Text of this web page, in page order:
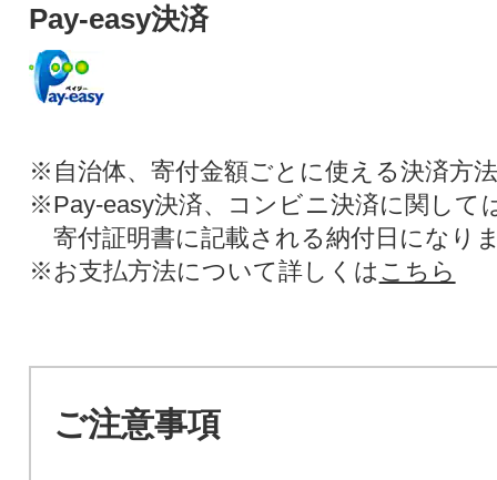
Pay-easy決済
※自治体、寄付金額ごとに使える決済方
※Pay-easy決済、コンビニ決済に関して
寄付証明書に記載される納付日になり
※お支払方法について詳しくは こちら
ご注意事項